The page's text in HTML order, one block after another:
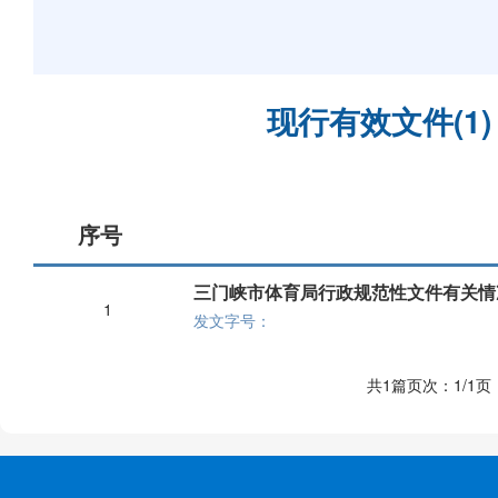
现行有效文件(1)
序号
1
三门峡市体育局行政规范性文件有关
发文字号：
共1篇页次：1/1